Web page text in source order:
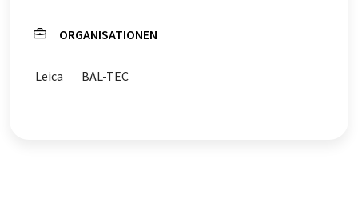
ORGANISATIONEN
Leica BAL-TEC